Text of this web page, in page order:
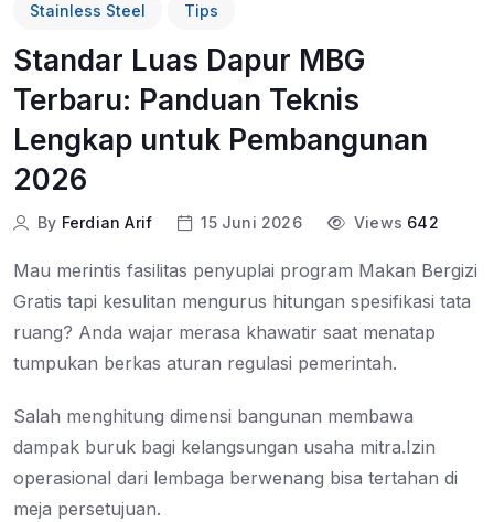
Stainless Steel Tips
Standar Luas Dapur MBG
Terbaru: Panduan Teknis
Lengkap untuk Pembangunan
2026
By Ferdian Arif 15 Juni 2026 Views 642
Mau merintis fasilitas penyuplai program Makan Bergizi
Gratis tapi kesulitan mengurus hitungan spesifikasi tata
ruang? Anda wajar merasa khawatir saat menatap
tumpukan berkas aturan regulasi pemerintah.
Salah menghitung dimensi bangunan membawa
dampak buruk bagi kelangsungan usaha mitra.Izin
operasional dari lembaga berwenang bisa tertahan di
meja persetujuan.